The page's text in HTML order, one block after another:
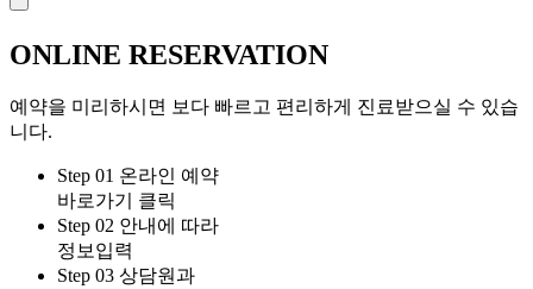
ONLINE RESERVATION
예약을 미리하시면 보다 빠르고 편리하게 진료받으실 수 있습
니다.
Step 01 온라인 예약
바로가기 클릭
Step 02 안내에 따라
정보입력
Step 03 상담원과